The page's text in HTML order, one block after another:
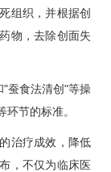
组织，并根据创
物，去除创面失
"蚕食法清创"等操
节的标准。
治疗成效，降低
，不仅为临床医